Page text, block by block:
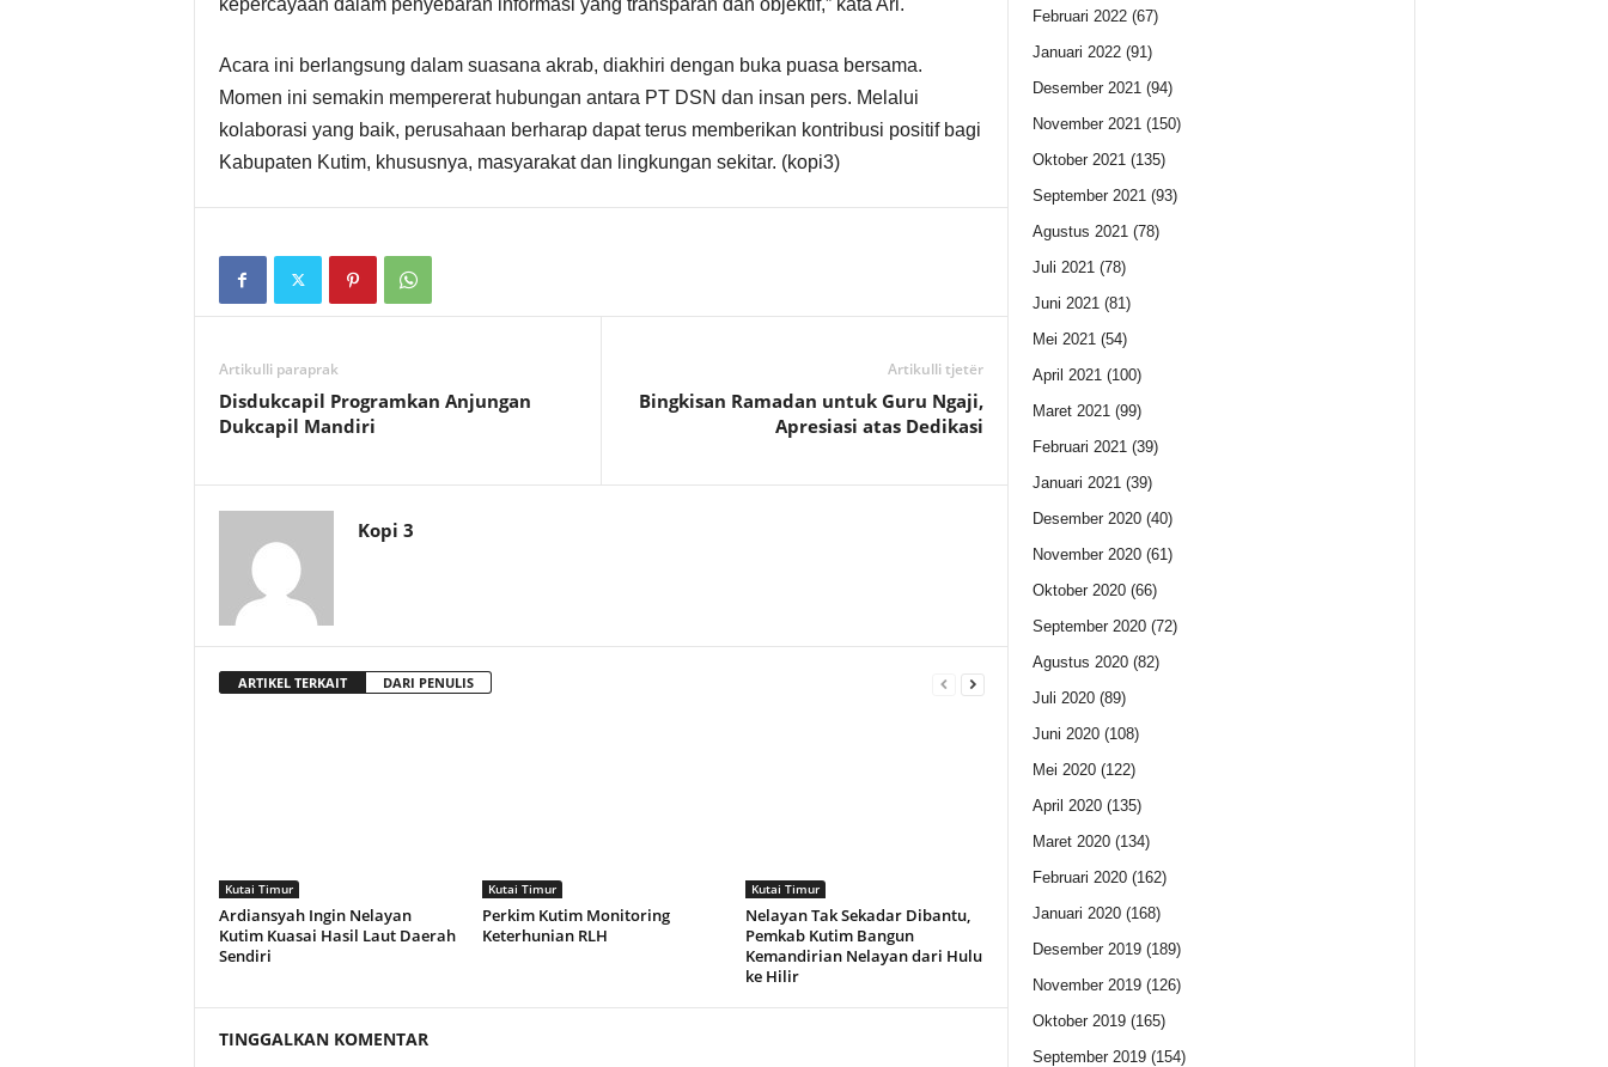
r
kepercayaan dalam penyebaran informasi yang transparan dan objektif,” kata Ari.
Acara ini berlangsung dalam suasana akrab, diakhiri dengan buka puasa bersama.
Momen ini semakin mempererat hubungan antara PT DSN dan insan pers. Melalui
kolaborasi yang baik, perusahaan berharap dapat terus memberikan kontribusi positif bagi
Kabupaten Kutim, khususnya, masyarakat dan lingkungan sekitar. (kopi3)
Artikulli paraprak
Disdukcapil Programkan Anjungan
Dukcapil Mandiri
Artikulli tjetër
Bingkisan Ramadan untuk Guru Ngaji,
Apresiasi atas Dedikasi
Kopi 3
ARTIKEL TERKAIT DARI PENULIS
Kutai Timur
Ardiansyah Ingin Nelayan
Kutim Kuasai Hasil Laut Daerah
Sendiri
Kutai Timur
Perkim Kutim Monitoring
Keterhunian RLH
Kutai Timur
Nelayan Tak Sekadar Dibantu,
Pemkab Kutim Bangun
Kemandirian Nelayan dari Hulu
ke Hilir
TINGGALKAN KOMENTAR
Februari 2022(67)
Januari 2022(91)
Desember 2021 (94)
November 2021 (150)
Oktober 2021 (135)
September 2021 (93)
Agustus 2021 (78)
Juli 2021 (78)
Juni 2021 (81)
Mei 2021 (54)
April 2021 (100)
Maret 2021 (99)
Februari 2021 (39)
Januari 2021 (39)
Desember 2020(40)
November 2020(61)
Oktober 2020(66)
September 2020(72)
Agustus 2020(82)
Juli 2020(89)
Juni 2020(108)
Mei 2020(122)
April 2020(135)
Maret 2020(134)
Februari 2020(162)
Januari 2020(168)
Desember 2019(189)
November 2019(126)
Oktober 2019(165)
September 2019(154)